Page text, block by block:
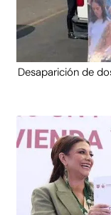
Desaparición de